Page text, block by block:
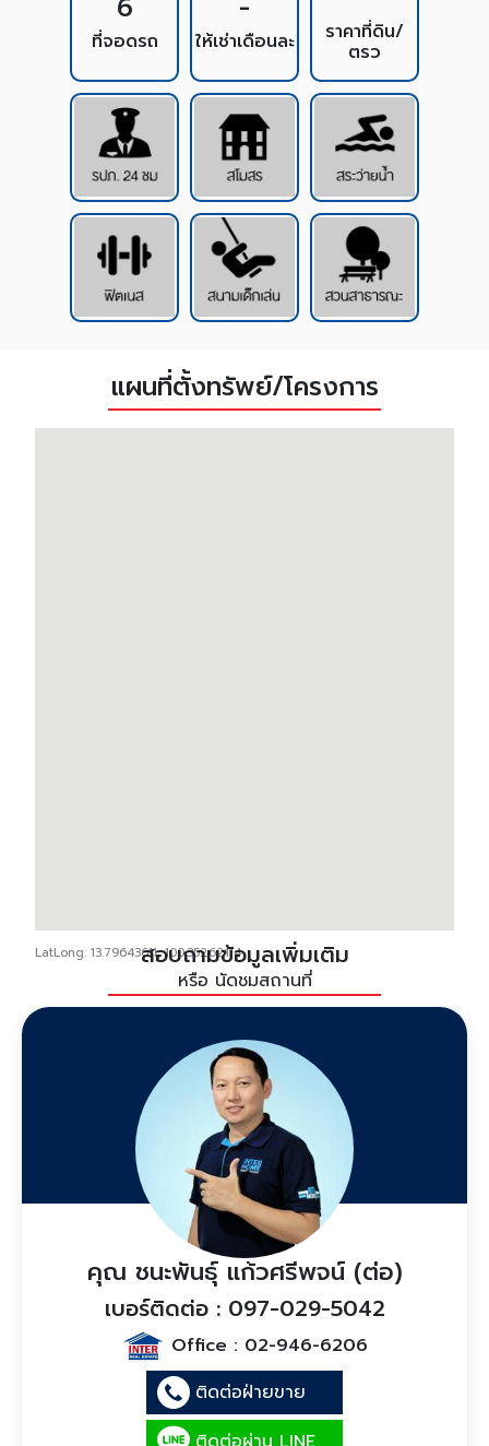
6
ที่จอดรถ
-
ให้เช่าเดือนละ ราคาที่ดิน/
ตรว
แผนที่ตั้งทรัพย์/โครงการ
LatLong: 13.79643611, 100.35262114สอบถามข้อมูลเพิ่มเติม
หรือ นัดชมสถานที่
คุณ ชนะพันธุ์ แก้วศรีพจน์ (ต่อ)
เบอร์ติดต่อ : 097-029-5042
Office : 02-946-6206
ติดต่อฝ่ายขาย